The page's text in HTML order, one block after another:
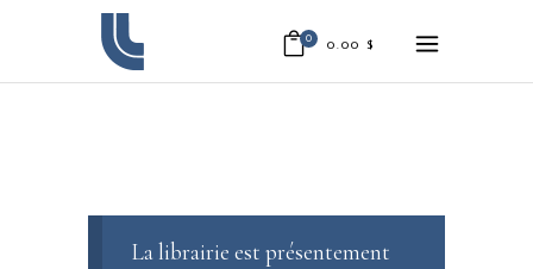
0 0.00 $
La librairie est présentement